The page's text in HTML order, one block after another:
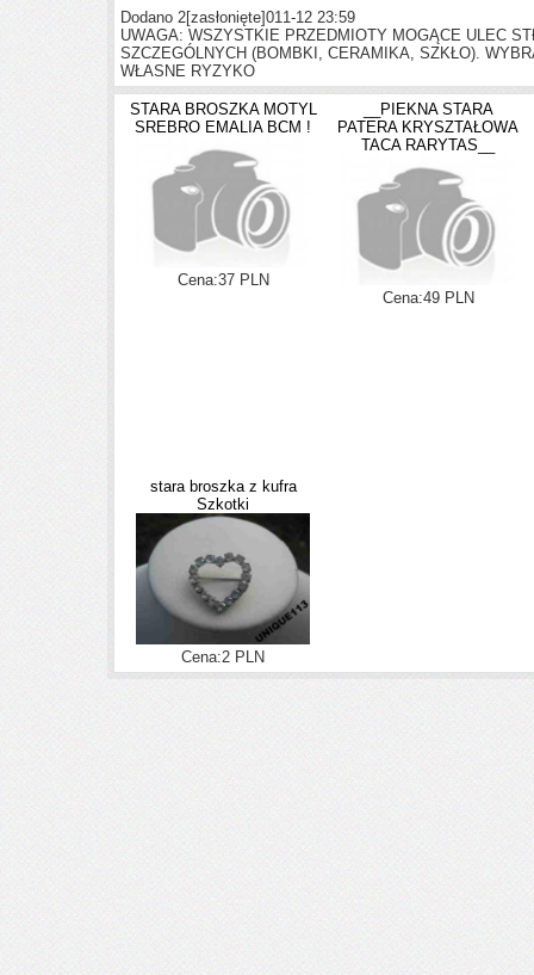
Dodano 2[zasłonięte]011-12 23:59
UWAGA: WSZYSTKIE PRZEDMIOTY MOGĄCE ULEC
SZCZEGÓLNYCH (BOMBKI, CERAMIKA, SZKŁO).
WŁASNE RYZYKO
STARA BROSZKA MOTYL
SREBRO EMALIA BCM !
Cena:37 PLN
__PIEKNA STARA
PATERA KRYSZTAŁOWA
TACA RARYTAS__
Cena:49 PLN
stara broszka z kufra
Szkotki
Cena:2 PLN